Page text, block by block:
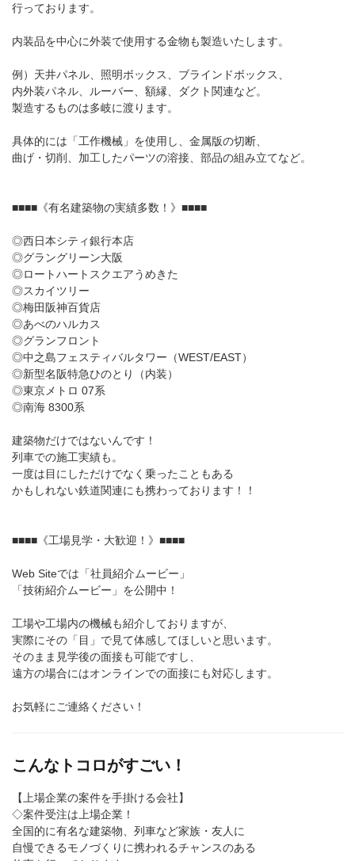
行っております。
内装品を中心に外装で使用する金物も製造いたします。
例）天井パネル、照明ボックス、ブラインドボックス、
内外装パネル、ルーバー、額縁、ダクト関連など。
製造するものは多岐に渡ります。
具体的には「工作機械」を使用し、金属版の切断、
曲げ・切削、加工したパーツの溶接、部品の組み立てなど。
■■■■《有名建築物の実績多数！》■■■■
◎西日本シティ銀行本店
◎グラングリーン大阪
◎ロートハートスクエアうめきた
◎スカイツリー
◎梅田阪神百貨店
◎あべのハルカス
◎グランフロント
◎中之島フェスティバルタワー（WEST/EAST）
◎新型名阪特急ひのとり（内装）
◎東京メトロ 07系
◎南海 8300系
建築物だけではないんです！
列車での施工実績も。
一度は目にしただけでなく乗ったこともある
かもしれない鉄道関連にも携わっております！！
■■■■《工場見学・大歓迎！》■■■■
Web Siteでは「社員紹介ムービー」
「技術紹介ムービー」を公開中！
工場や工場内の機械も紹介しておりますが、
実際にその「目」で見て体感してほしいと思います。
そのまま見学後の面接も可能ですし、
遠方の場合にはオンラインでの面接にも対応します。
お気軽にご連絡ください！
こんなトコロがすごい！
【上場企業の案件を手掛ける会社】
◇案件受注は上場企業！
全国的に有名な建築物、列車など家族・友人に
自慢できるモノづくりに携われるチャンスのある